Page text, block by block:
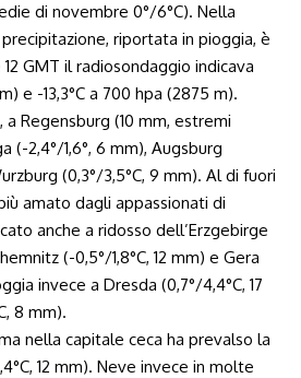
di novembre 0°/6°C). Nella
riportata in pioggia, è
GMT il radiosondaggio indicava
e -13,3°C a 700 hpa (2875 m).
a Regensburg (10 mm, estremi
(-2,4°/1,6°, 6 mm), Augsburg
(0,3°/3,5°C, 9 mm). Al di fuori
amato dagli appassionati di
anche a ridosso dell’Erzgebirge
(-0,5°/1,8°C, 12 mm) e Gera
invece a Dresda (0,7°/4,4°C, 17
8 mm).
nella capitale ceca ha prevalso la
12 mm). Neve invece in molte